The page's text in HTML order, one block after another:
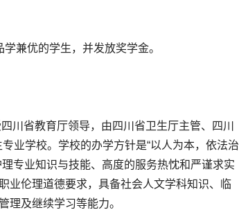
兼优的学生，并发放奖学金。
省教育厅领导，由四川省卫生厅主管、四川
业学校。学校的办学方针是“以人为本，依法治
专业知识与技能、高度的服务热忱和严谨求实
业伦理道德要求，具备社会人文学科知识、临
理及继续学习等能力。